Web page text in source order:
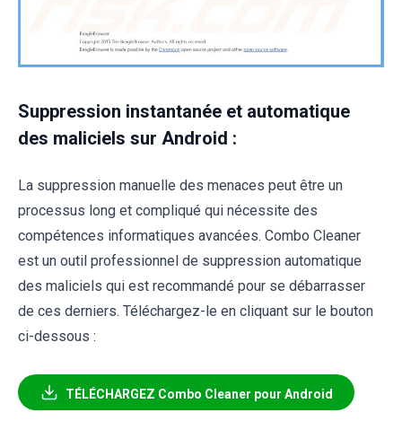
Suppression instantanée et automatique
des maliciels sur Android :
La suppression manuelle des menaces peut être un
processus long et compliqué qui nécessite des
compétences informatiques avancées. Combo Cleaner
est un outil professionnel de suppression automatique
des maliciels qui est recommandé pour se débarrasser
de ces derniers. Téléchargez-le en cliquant sur le bouton
ci-dessous :
TÉLÉCHARGEZ Combo Cleaner pour Android